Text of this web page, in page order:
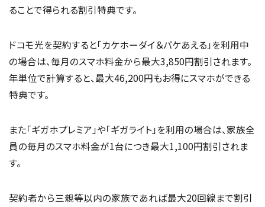
ることで得られる割引特典です。
ドコモ光を契約すると「カケホーダイ＆パケあえる」を利用中
の場合は、毎月のスマホ料金から最大3,850円割引されます。
年単位で計算すると、最大46,200円もお得にスマホができる
特典です。
また「ギガホプレミア」や「ギガライト」を利用の場合は、家族全
員の毎月のスマホ料金が1台につき最大1,100円割引されま
す。
契約者から三親等以内の家族であれば最大20回線まで割引